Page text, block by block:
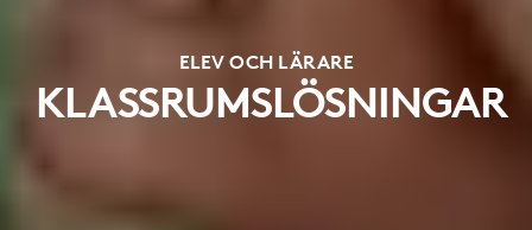
ELEV OCH LÄRARE
KLASSRUMSLÖSNINGAR